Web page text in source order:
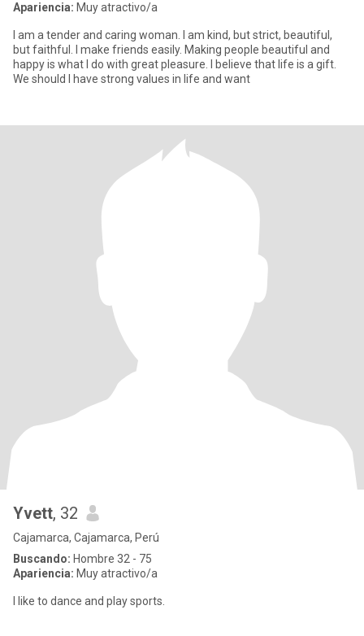
Apariencia: Muy atractivo/a
I am a tender and caring woman. I am kind, but strict, beautiful,
but faithful. I make friends easily. Making people beautiful and
happy is what I do with great pleasure. I believe that life is a gift.
We should I have strong values in life and want
Yvett, 32
Cajamarca, Cajamarca, Perú
Buscando: Hombre 32 - 75
Apariencia: Muy atractivo/a
I like to dance and play sports.